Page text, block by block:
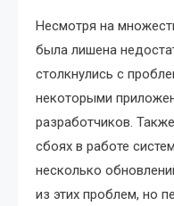
Несмотря на
была лишена
столкнулись с
некоторыми
разработчиков.
сбоях в работе
несколько
из этих проблем, но